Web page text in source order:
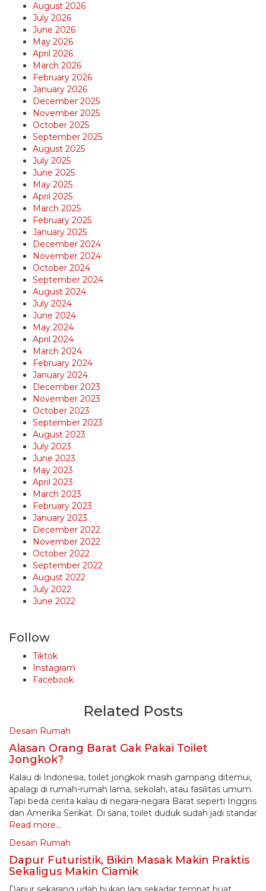
August 2026
July 2026
June 2026
May 2026
April 2026
March 2026
February 2026
January 2026
December 2025
November 2025
October 2025
September 2025
August 2025
July 2025
June 2025
May 2025
April 2025
March 2025
February 2025
January 2025
December 2024
November 2024
October 2024
September 2024
August 2024
July 2024
June 2024
May 2024
April 2024
March 2024
February 2024
January 2024
December 2023
November 2023
October 2023
September 2023
August 2023
July 2023
June 2023
May 2023
April 2023
March 2023
February 2023
January 2023
December 2022
November 2022
October 2022
September 2022
August 2022
July 2022
June 2022
Follow
Tiktok
Instagram
Facebook
Related Posts
Desain Rumah
Alasan Orang Barat Gak Pakai Toilet
Jongkok?
Kalau di Indonesia, toilet jongkok masih gampang ditemui,
apalagi di rumah-rumah lama, sekolah, atau fasilitas umum.
Tapi beda cerita kalau di negara-negara Barat seperti Inggris
dan Amerika Serikat. Di sana, toilet duduk sudah jadi standar
Read more…
Desain Rumah
Dapur Futuristik, Bikin Masak Makin Praktis
Sekaligus Makin Ciamik